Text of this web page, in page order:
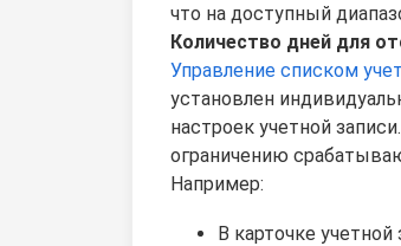
что на доступный
Количество дней для
Управление списком
установлен
настроек учетной
ограничению
Например:
В карточке учетной